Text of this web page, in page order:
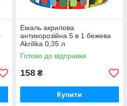
Емаль акрилова
антикорозійна 5 в 1 бежева
Akrilika 0,35 л
Готово до відправки
158 ₴
Купити